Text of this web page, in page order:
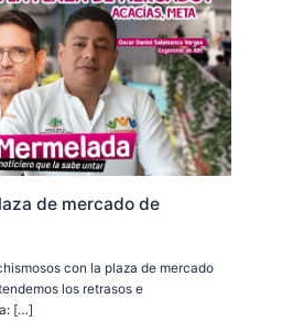
de mercado de
con la plaza de mercado
los retrasos e
[…]